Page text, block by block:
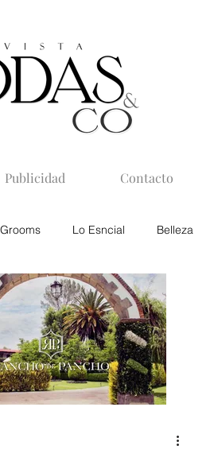
Publicidad Contacto
Grooms Lo Esncial Belleza